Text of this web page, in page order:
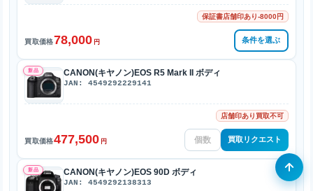
保証書店舗印あり-8000円
買取価格78,000 円 条件を選ぶ
新品 CANON(キヤノン)EOS R5 Mark II ボディ
JAN: 4549292229141
店舗印あり買取不可
買取価格477,500 円 買取リクエスト
新品 CANON(キヤノン)EOS 90D ボディ
JAN: 4549292138313